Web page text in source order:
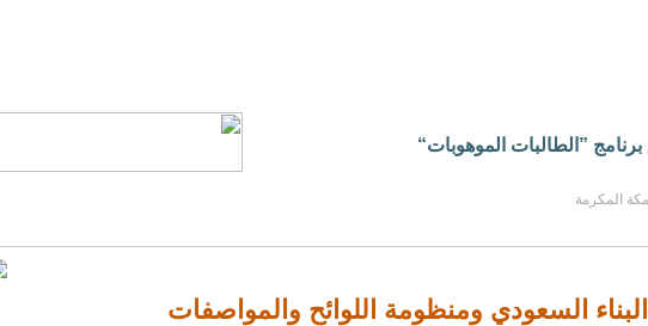
”الطالبات الموهوبات“
السعودي ومنظومة اللوائح والمواصفات